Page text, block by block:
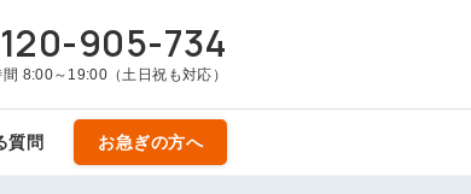
905-734
8:00～19:00（土日祝も対応）
質問 お急ぎの方へ